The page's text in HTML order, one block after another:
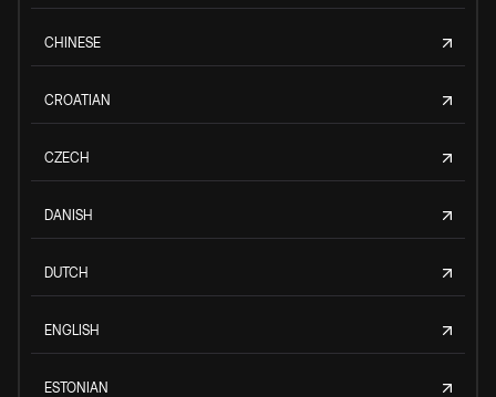
CHINESE
CROATIAN
CZECH
DANISH
DUTCH
ENGLISH
ESTONIAN